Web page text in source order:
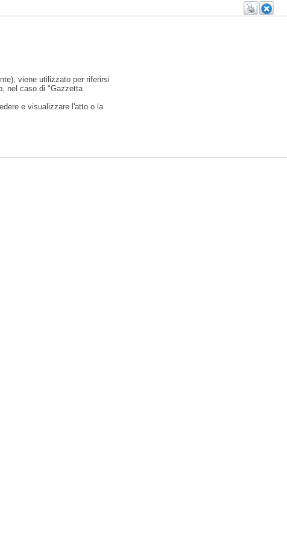
viene utilizzato per riferirsi
nel caso di "Gazzetta
e visualizzare l'atto o la